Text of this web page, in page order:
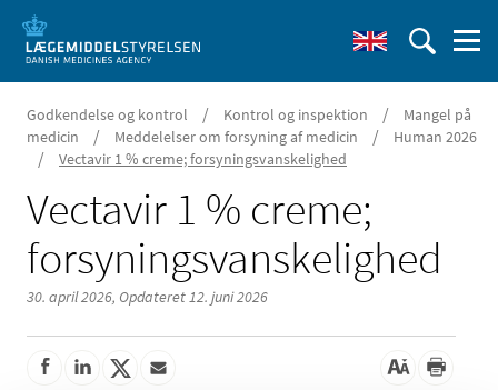
Godkendelse og kontrol / Kontrol og inspektion /
Mangel på
medicin
/ Meddelelser om forsyning af medicin / Human 2026
/ Vectavir 1 % creme; forsyningsvanskelighed
Vectavir 1 % creme;
forsyningsvanskelighed
30. april 2026, Opdateret 12. juni 2026